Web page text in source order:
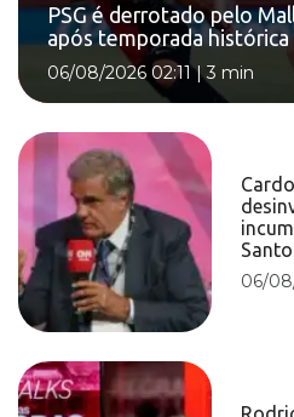
PSG é derrotado pelo
após temporada
06/08/2026 02:11|3 min
06/